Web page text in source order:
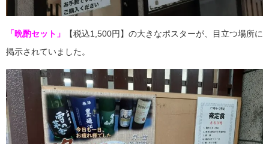
「晩酌セット」 【税込1,500円】の大きなポスターが、目立つ場所に
掲示されていました。